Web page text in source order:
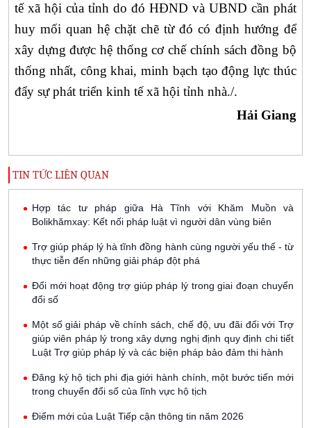
tế xã hội của tỉnh do đó HĐND và UBND cần phát
huy mối quan hệ chặt chẽ từ đó có định hướng để
xây dựng được hệ thống cơ chế chính sách đồng bộ
thống nhất, công khai, minh bạch tạo động lực thúc
đẩy sự phát triển kinh tế xã hội tỉnh nhà./.
Hải Giang
TIN TỨC LIÊN QUAN
Hợp tác tư pháp giữa Hà Tĩnh với Khăm Muồn và
Bolikhămxay: Kết nối pháp luật vì người dân vùng biên
Trợ giúp pháp lý hà tĩnh đồng hành cùng người yếu thế - từ
thực tiễn đến những giải pháp đột phá
Đổi mới hoạt động trợ giúp pháp lý trong giai đoạn chuyển
đổi số
Một số giải pháp về chính sách, chế độ, ưu đãi đối với Trợ
giúp viên pháp lý trong xây dựng nghị định quy định chi tiết
Luật Trợ giúp pháp lý và các biện pháp bảo đảm thi hành
Đăng ký hộ tịch phi địa giới hành chính, một bước tiến mới
trong chuyển đổi số của lĩnh vực hộ tịch
Điểm mới của Luật Tiếp cận thông tin năm 2026